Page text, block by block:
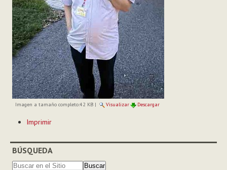
Imagen a tamaño completo:42 KB| Visualizar Descargar
de
Imprimir
BÚSQUEDA